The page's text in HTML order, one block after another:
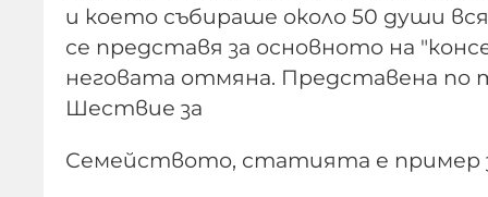
и което събираше около 50 души
се представя за основното на
неговата отмяна. Представена по
Шествие за
Семейството, статията е пример